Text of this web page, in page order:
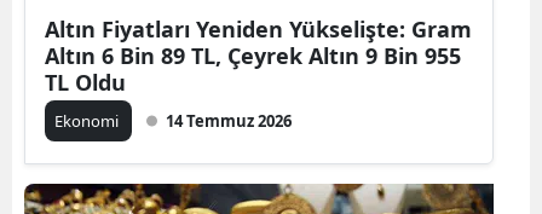
Altın Fiyatları Yeniden Yükselişte: Gram
Altın 6 Bin 89 TL, Çeyrek Altın 9 Bin 955
TL Oldu
Ekonomi 14 Temmuz 2026